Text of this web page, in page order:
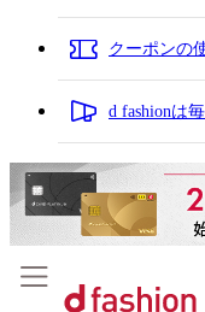
クーポンの
d fashionは